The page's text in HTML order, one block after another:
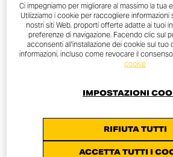
halfpipe nel mio cortile e così via. Si
basta seguire un programma serrato!
E mantenersi in forma.
Quando ho iniziato a fare Flat Track
anche con qualche anno in più. Brad
medaglia d’oro agli X-Games quando
Senza nemmeno sudare! Io credo di
Ci impegniamo per migliorare al massimo la tua
Utilizziamo i cookie per raccogliere informazioni
nostri siti Web, proporti offerte adatte ai tuoi
preferenze di navigazione. Facendo clic sul
acconsenti all'installazione dei cookie sul tuo
informazioni, incluso come revocare il
cookie
RIFIUTA TUTTI
ACCETTA TUTTI I
IMPOSTAZIONI